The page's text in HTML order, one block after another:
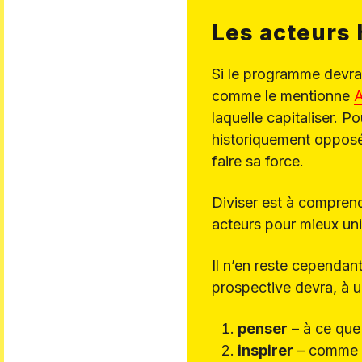
Les acteurs
Si le programme
comme le mentionne
laquelle capitaliser.
historiquement
faire sa force.
Diviser est à
acteurs pour mieux
Il n’en reste
prospective devra, à
penser – à ce
inspirer –